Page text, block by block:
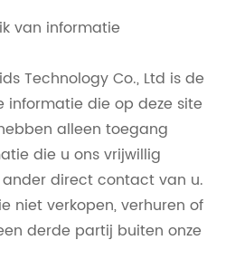
van informatie
Technology Co., Ltd is de
die op deze site
alleen toegang
die u ons vrijwillig
direct contact van u.
niet verkopen, verhuren of
derde partij buiten onze